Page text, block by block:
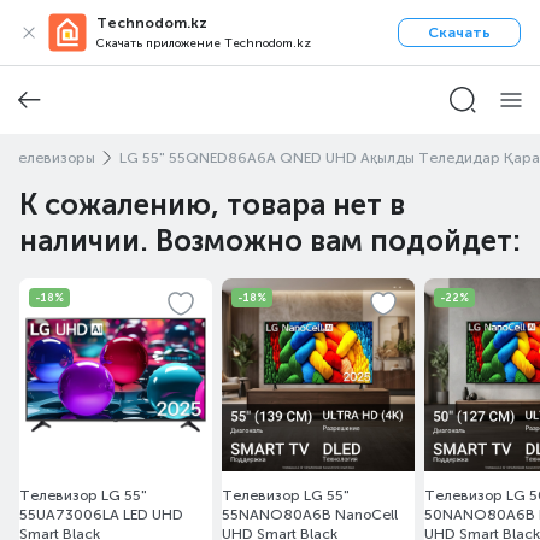
Technodom.kz
Скачать приложение Technodom.kz
Скачать
Телевизоры LG 55" 55QNED86A6A QNED UHD Ақылды Теледидар Қара
К сожалению, товара нет в
наличии. Возможно вам подойдет:
-18%
Телевизор LG 55"
55UA73006LA LED UHD
Smart Black
-18%
Телевизор LG 55"
55NANO80A6B NanoCell
UHD Smart Black
-22%
Телевизор LG
50NANO80A6B
UHD Smart Black